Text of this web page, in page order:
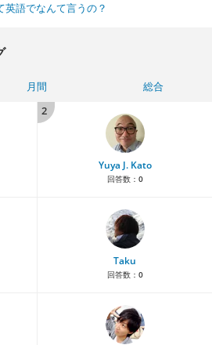
語でなんて言うの？
月間
総合
2
Yuya J. Kato
回答数： 0
Taku
回答数： 0